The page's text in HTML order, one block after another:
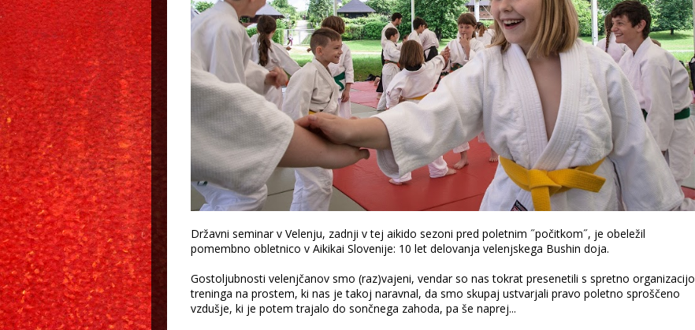
Državni seminar v Velenju, zadnji v tej aikido sezoni pred poletnim ˝počitkom˝, je obeležil
pomembno obletnico v Aikikai Slovenije: 10 let delovanja velenjskega Bushin doja.
Gostoljubnosti velenjčanov smo (raz)vajeni, vendar so nas tokrat presenetili s spretno organizacijo
treninga na prostem, ki nas je takoj naravnal, da smo skupaj ustvarjali pravo poletno sproščeno
vzdušje, ki je potem trajalo do sončnega zahoda, pa še naprej...